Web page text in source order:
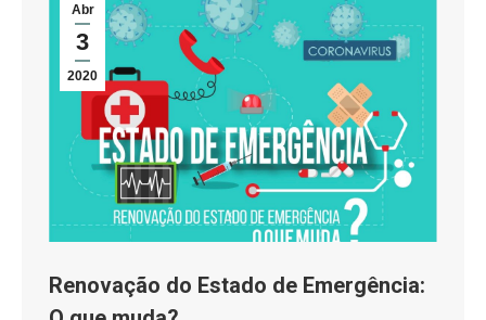
Abr
3
2020
Renovação do Estado de Emergência: